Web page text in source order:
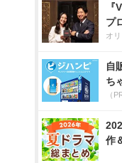
プ
オ
自
ち
（
作